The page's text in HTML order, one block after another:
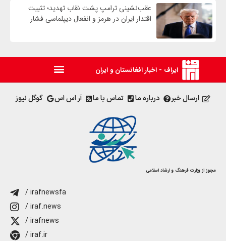
عقب‌نشینی ترامپ پشت نقاب تهدید؛ تثبیت
اقتدار ایران در هرمز و انفعال دیپلماسی فشار
ایراف - اخبار افغانستان و ایران
ارسال خبر درباره ما تماس با ما آر اس اس گوگل نیوز
مجوز از وزارت فرهنگ و ارشاد اسلامی
/ irafnewsfa
/ iraf.news
/ irafnews
/ iraf.ir